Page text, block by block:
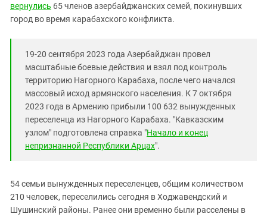
Южная Осетия
ЮФО
вернулись 65 членов азербайджанских семей, покинувших
город во время карабахского конфликта.
19-20 сентября 2023 года Азербайджан провел
масштабные боевые действия и взял под контроль
территорию Нагорного Карабаха, после чего начался
массовый исход армянского населения. К 7 октября
2023 года в Армению прибыли 100 632 вынужденных
переселенца из Нагорного Карабаха. "Кавказским
узлом" подготовлена справка "Начало и конец
непризнанной Республики Арцах".
54 семьи вынужденных переселенцев, общим количеством
210 человек, переселились сегодня в Ходжавендский и
Шушинский районы. Ранее они временно были расселены в